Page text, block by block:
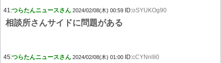
41:つらたんニュースさん 2024/02/08(木) 00:59 ID:oSYUKOg90
相談所さんサイドに問題がある
45:つらたんニュースさん 2024/02/08(木) 01:00 ID:cCYNnlIi0